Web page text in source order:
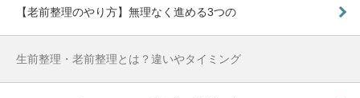
【老前整理のやり方】無理なく進める3つの
生前整理・老前整理とは？違いやタイミング